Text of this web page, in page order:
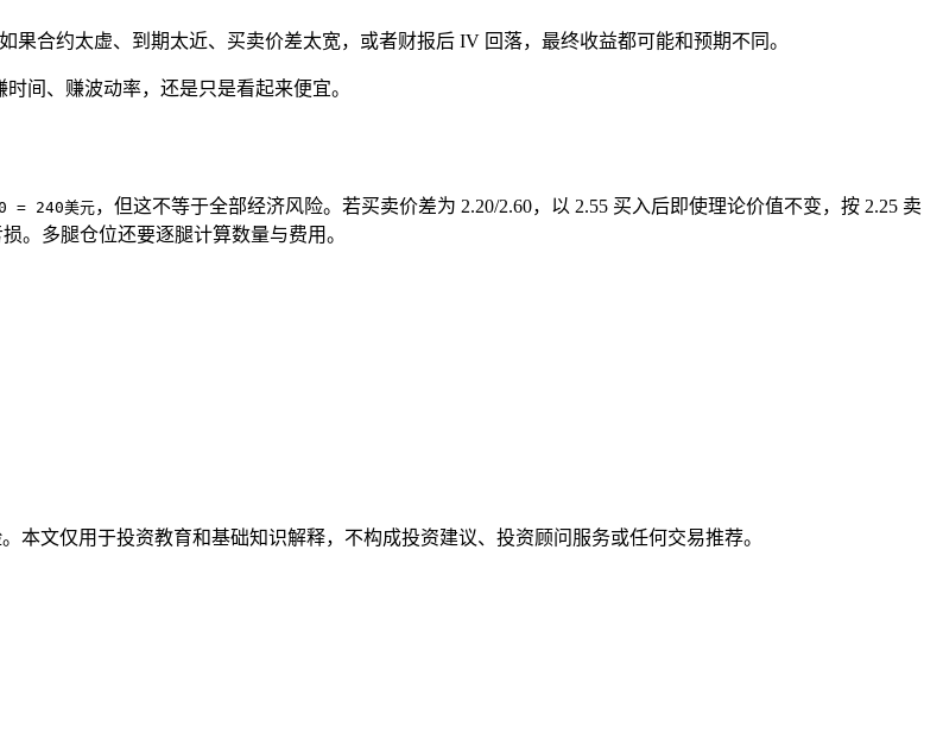
果合约太虚、到期太近、买卖价差太宽，或者财报后 IV 回落，最终收益都可能和预期不同。
间、赚波动率，还是只是看起来便宜。
= 240美元，但这不等于全部经济风险。若买卖价差为 2.20/2.60，以 2.55 买入后即使理论价值不变，按 2.25 卖
。多腿仓位还要逐腿计算数量与费用。
文仅用于投资教育和基础知识解释，不构成投资建议、投资顾问服务或任何交易推荐。